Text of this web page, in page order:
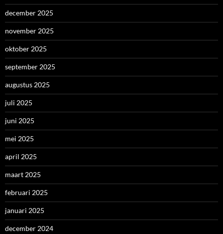
december 2025
november 2025
oktober 2025
september 2025
augustus 2025
juli 2025
juni 2025
mei 2025
april 2025
maart 2025
februari 2025
januari 2025
december 2024